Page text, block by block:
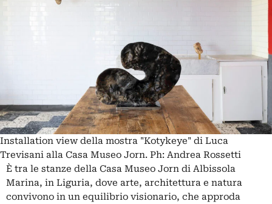
Installation view della mostra "Kotykeye" di Luca
Trevisani alla Casa Museo Jorn. Ph: Andrea Rossetti
È tra le stanze della Casa Museo Jorn di Albissola
Marina, in Liguria, dove arte, architettura e natura
convivono in un equilibrio visionario, che approda